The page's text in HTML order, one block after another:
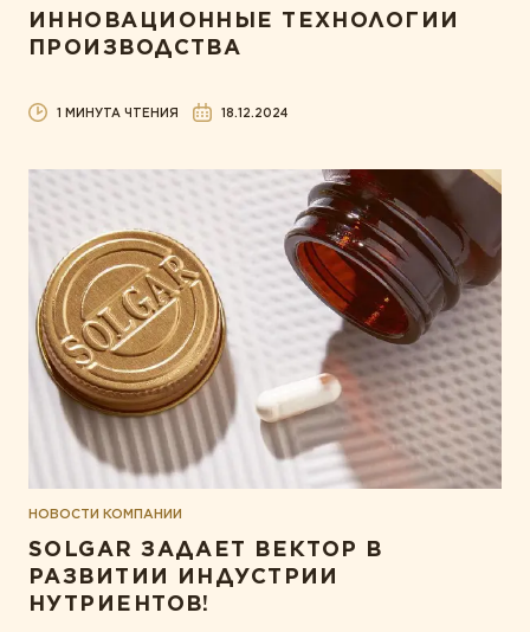
ИННОВАЦИОННЫЕ ТЕХНОЛОГИИ
ПРОИЗВОДСТВА
1 МИНУТА ЧТЕНИЯ 18.12.2024
НОВОСТИ КОМПАНИИ
SOLGAR ЗАДАЕТ ВЕКТОР В
РАЗВИТИИ ИНДУСТРИИ
НУТРИЕНТОВ!